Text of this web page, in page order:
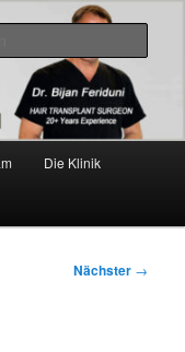
–
Die Klinik
Nächster →